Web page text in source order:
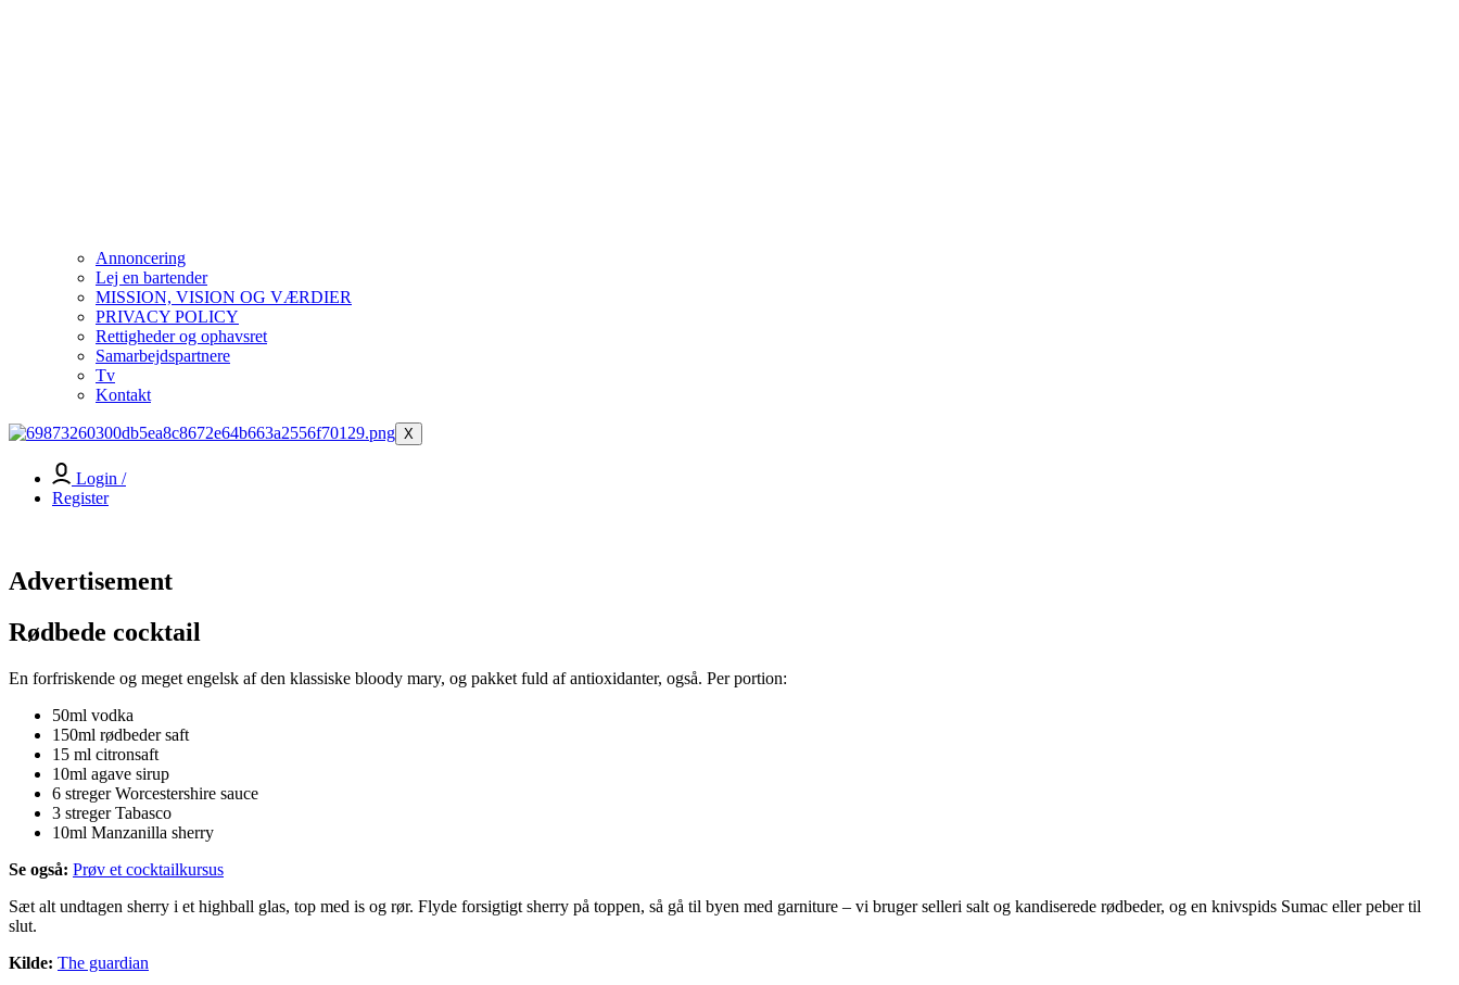
Annoncering
Lej en bartender
MISSION, VISION OG VÆRDIER
PRIVACY POLICY
Rettigheder og ophavsret
Samarbejdspartnere
Tv
Kontakt
X
Login /
Register
Advertisement
Rødbede cocktail
En forfriskende og meget engelsk af den klassiske bloody mary, og pakket fuld af antioxidanter, også. Per portion:
50ml vodka
150ml rødbeder saft
15 ml citronsaft
10ml agave sirup
6 streger Worcestershire sauce
3 streger Tabasco
10ml Manzanilla sherry
Se også: Prøv et cocktailkursus
Sæt alt undtagen sherry i et highball glas, top med is og rør. Flyde forsigtigt sherry på toppen, så gå til byen med garniture – vi bruger selleri salt og kandiserede rødbeder, og en knivspids Sumac eller peber til
slut.
Kilde: The guardian